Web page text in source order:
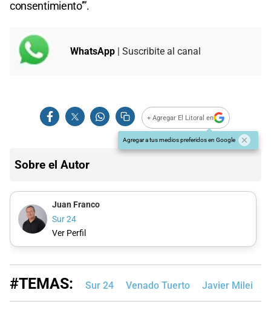
consentimiento’”.
WhatsApp | Suscribite al canal
+ Agregar El Litoral en
Agregar a tus medios preferidos en Google
Sobre el Autor
Juan Franco
Sur 24
Ver Perfil
#TEMAS: Sur 24 Venado Tuerto Javier Milei